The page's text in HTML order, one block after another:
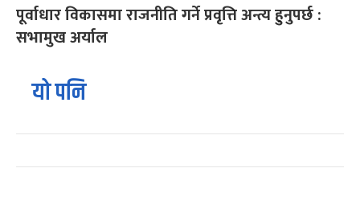
पूर्वाधार विकासमा राजनीति गर्ने प्रवृत्ति अन्त्य हुनुपर्छ :
सभामुख अर्याल
यो पनि